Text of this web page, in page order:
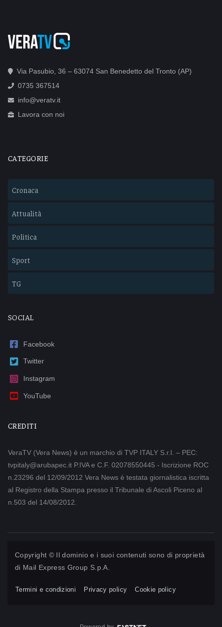
Via Pasubio, 36 – 63074 San Benedetto del Tronto (AP)
0735 367514
info@veratv.it
Lavora con noi
CATEGORIE
Cronaca
Attualità
Politica
Sport
TG
SOCIAL
Facebook
Twitter
Instagram
YouTube
CREDITI
VeraTV (Vera News) è un marchio di TVP ITALY S.r.l. – PEC:
tvpitaly@arubapec.it P.IVA e C.F. 02078550445 - Iscrizione ROC
n.23296 del 12/09/2012 Vera News è testata giornalistica iscritta
al Registro della Stampa presso il Tribunale di Ascoli Piceno al
n.503 del 14/08/2012.
Copyright © Il dominio e i suoi contenuti sono di proprietà
di Mail Express Group S.p.A.
Termini e condizioni Privacy policy Cookie policy